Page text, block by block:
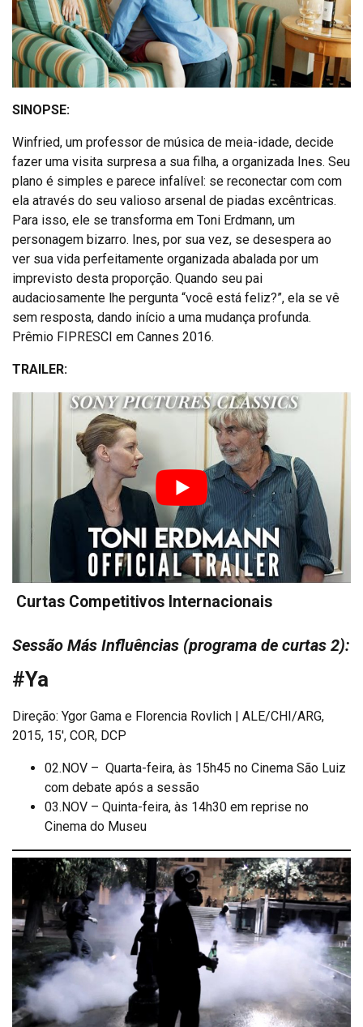
SINOPSE:
Winfried, um professor de música de meia-idade, decide
fazer uma visita surpresa a sua filha, a organizada Ines. Seu
plano é simples e parece infalível: se reconectar com com
ela através do seu valioso arsenal de piadas excêntricas.
Para isso, ele se transforma em Toni Erdmann, um
personagem bizarro. Ines, por sua vez, se desespera ao
ver sua vida perfeitamente organizada abalada por um
imprevisto desta proporção. Quando seu pai
audaciosamente lhe pergunta “você está feliz?”, ela se vê
sem resposta, dando início a uma mudança profunda.
Prêmio FIPRESCI em Cannes 2016.
TRAILER:
Curtas Competitivos Internacionais
Sessão Más Influências (programa de curtas 2):
#Ya
Direção: Ygor Gama e Florencia Rovlich | ALE/CHI/ARG,
2015, 15′, COR, DCP
02.NOV – Quarta-feira, às 15h45 no Cinema São Luiz
com debate após a sessão
03.NOV – Quinta-feira, às 14h30 em reprise no
Cinema do Museu